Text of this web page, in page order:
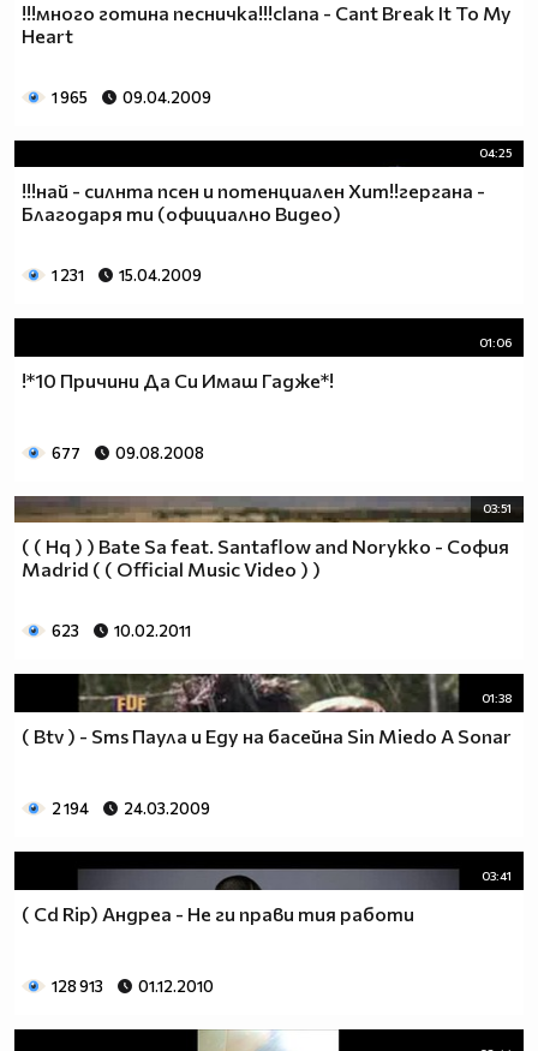
!!!много готина песничка!!!clana - Cant Break It To My
Heart
1 965 09.04.2009
04:25
!!!най - силнта псен и потенциален Хит!!гергана -
Благодаря ти (официално Видео)
1 231 15.04.2009
01:06
!*10 Причини Да Си Имаш Гадже*!
677 09.08.2008
03:51
( ( Hq ) ) Bate Sa feat. Santaflow and Norykko - София
Madrid ( ( Official Music Video ) )
623 10.02.2011
01:38
( Btv ) - Sms Паула и Еду на басейна Sin Miedo A Sonar
2 194 24.03.2009
03:41
( Cd Rip) Андреа - Не ги прави тия работи
128 913 01.12.2010